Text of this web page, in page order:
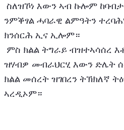
ንምቕፃል ሓባራዊ ልምዓትን
ክንሰርሕ ኢና ኢሎም።
ዝሃብዎ መብራህርሂ እውን ድሌት
ክልል መሰረት ዝገበረን ትኽክለኛ
ኣረዲኦም።